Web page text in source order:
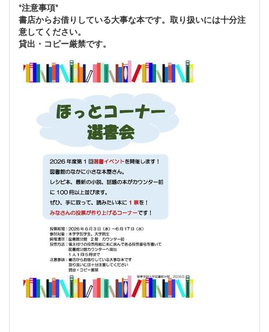
*注意事項*
書店からお借りしている大事な本です。取り扱いには十分注
意してください。
貸出・コピー厳禁です。